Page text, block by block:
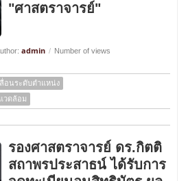
"ศาสตราจารย์"
admin / Number of views
ลื่อนระดับตำแหน่ง
วดล้อม
รองศาสตราจารย์ ดร.กิตติ
สถาพรประสาธน์ ได้รับการ